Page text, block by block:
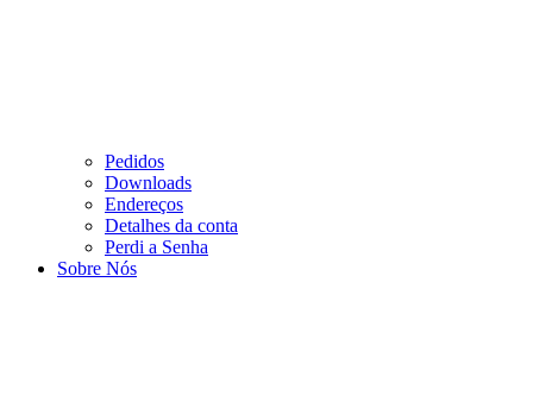
Pedidos
Downloads
Endereços
Detalhes da conta
Perdi a Senha
Sobre Nós